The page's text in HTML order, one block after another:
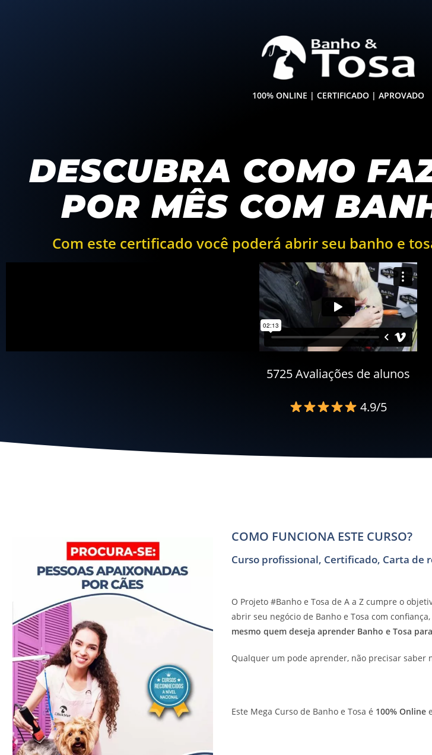
100% ONLINE | CERTIFICADO | APROVADO
DESCUBRA COMO
POR MÊS COM
Com este certificado você poderá abrir seu banho e
5725 Avaliações de alunos
4.9/5
COMO FUNCIONA ESTE CURSO?
Curso profissional, Certificado, Carta de
O Projeto #Banho e Tosa de A a Z cumpre o
abrir seu negócio de Banho e Tosa com
mesmo quem deseja aprender Banho e Tosa
Qualquer um pode aprender, não precisar saber
Este Mega Curso de Banho e Tosa é 100% Online